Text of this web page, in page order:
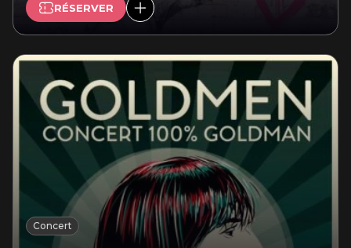
RÉSERVER
Concert